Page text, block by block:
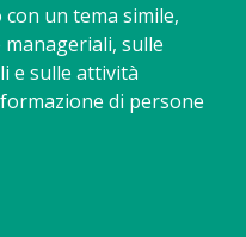
un tema simile,
sulle
e sulle attività
di persone